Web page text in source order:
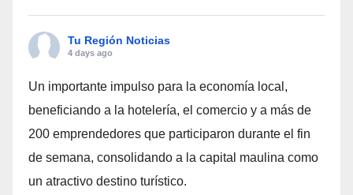
Tu Región Noticias
4 days ago
Un importante impulso para la economía local,
beneficiando a la hotelería, el comercio y a más de
200 emprendedores que participaron durante el fin
de semana, consolidando a la capital maulina como
un atractivo destino turístico.